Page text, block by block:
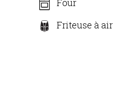
Four
Friteuse à air